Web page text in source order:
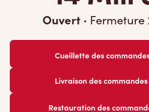
Ouvert · Fermeture
Cueillette des
Livraison des commandes
Restauration des